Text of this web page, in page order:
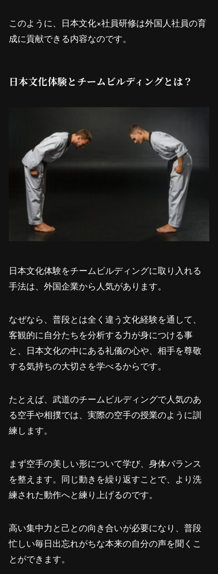
このように、日本文化×社員研修は外国人社員の育
成に貢献できる内容なのです。
日本文化体験とチームビルディングとは？
日本文化体験をチームビルディングに取り入れる
手法は、外国企業から人気があります。
なぜなら、普段とは全く違う文化経験を通して、
客観的に自分たちを分析する力が身につける事
と、日本文化の中にある礼儀の心や、相手を尊敬
する気持ちの大切さを学べるからです。
たとえば、武道のチームビルディングで人気のあ
る空手や相撲では、実際の空手の授業のように訓
練します。
まず空手の美しい形について学び、身体バランス
を整えます。同じ動きを繰り返すことで、より洗
練された動作へと練り上げるのです。
高い集中力と己との向き合いが必要になり、普段
忙しい毎日出忘れがちな本来の自分の声を聞くこ
とができます。